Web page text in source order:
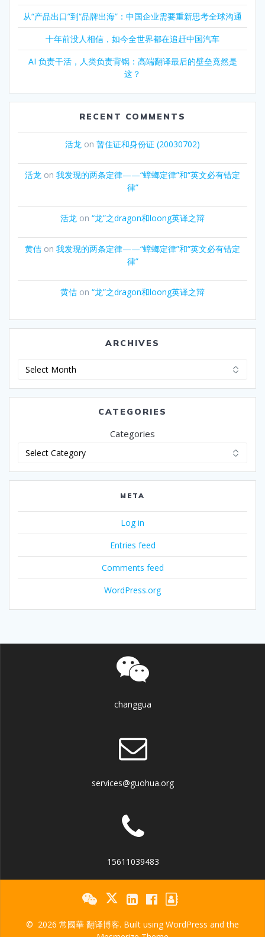
从“产品出口”到“品牌出海”：中国企业需要重新思考全球沟通
十年前没人相信，如今全世界都在追赶中国汽车
AI 负责干活，人类负责背锅：高端翻译最后的壁垒竟然是
这？
RECENT COMMENTS
活龙 on 暂住证和身份证 (20030702)
活龙 on 我发现的两条定律——“蟑螂定律”和“英文必有错定
律”
活龙 on “龙”之dragon和loong英译之辩
黄佶 on 我发现的两条定律——“蟑螂定律”和“英文必有错定
律”
黄佶 on “龙”之dragon和loong英译之辩
ARCHIVES
Archives
CATEGORIES
Categories
META
Log in
Entries feed
Comments feed
WordPress.org
changgua
services@guohua.org
15611039483
© 2026 常國華 翻译博客. Built using WordPress and the